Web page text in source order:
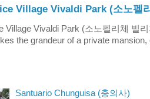
Village Vivaldi Park (소노펠
Village Vivaldi Park (소노펠리체 빌
the grandeur of a private
Santuario Chunguisa (충의사)